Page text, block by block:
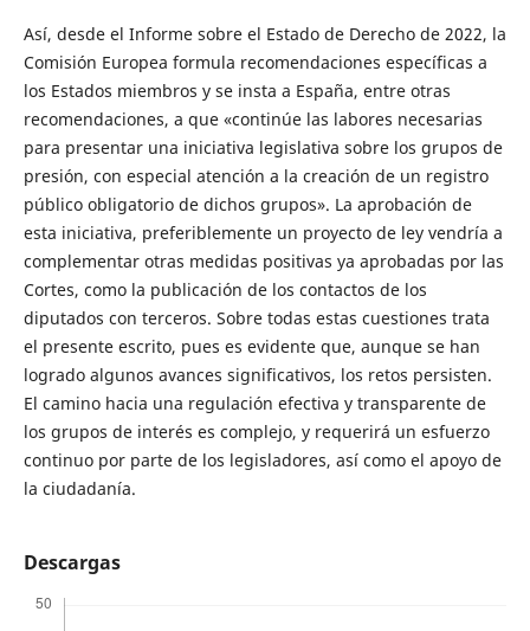
Así, desde el Informe sobre el Estado de Derecho de 2022, la
Comisión Europea formula recomendaciones específicas a
los Estados miembros y se insta a España, entre otras
recomendaciones, a que «continúe las labores necesarias
para presentar una iniciativa legislativa sobre los grupos de
presión, con especial atención a la creación de un registro
público obligatorio de dichos grupos». La aprobación de
esta iniciativa, preferiblemente un proyecto de ley vendría a
complementar otras medidas positivas ya aprobadas por las
Cortes, como la publicación de los contactos de los
diputados con terceros. Sobre todas estas cuestiones trata
el presente escrito, pues es evidente que, aunque se han
logrado algunos avances significativos, los retos persisten.
El camino hacia una regulación efectiva y transparente de
los grupos de interés es complejo, y requerirá un esfuerzo
continuo por parte de los legisladores, así como el apoyo de
la ciudadanía.
Descargas